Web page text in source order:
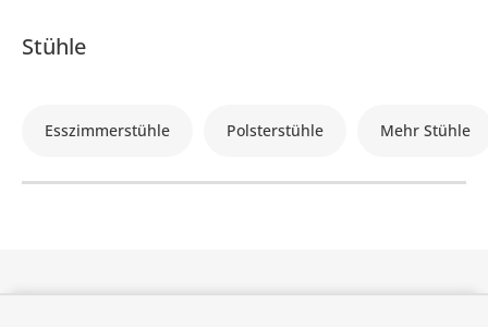
Stühle
Esszimmerstühle Polsterstühle Mehr Stühle